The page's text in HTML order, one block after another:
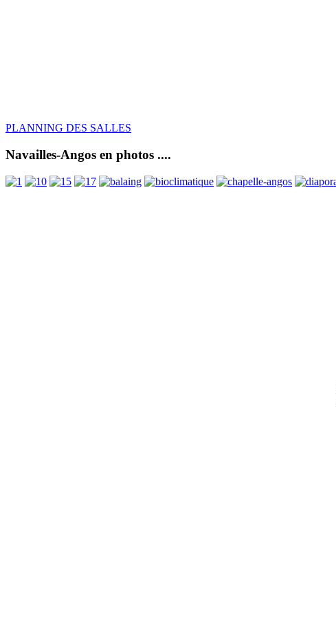
PLANNING DES SALLES
Navailles-Angos en photos ....